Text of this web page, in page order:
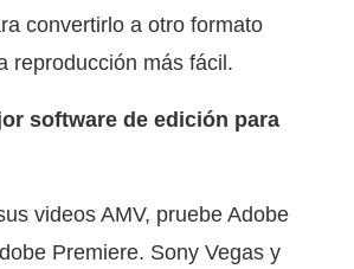
convertirlo a otro formato
reproducción más fácil.
software de edición para
videos AMV, pruebe Adobe
Premiere. Sony Vegas y